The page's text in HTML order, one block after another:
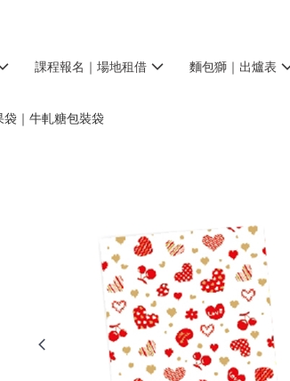
課程報名｜場地租借 麵包獅｜出爐表
袋｜牛軋糖包裝袋